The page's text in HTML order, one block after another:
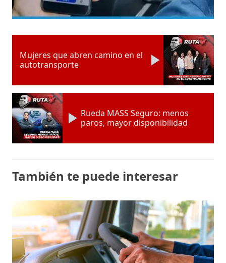
Mujeres que abren camino en el
autotransporte
Rueda MASS Seguro: menos
paros, mayor disponibilidad
También te puede interesar